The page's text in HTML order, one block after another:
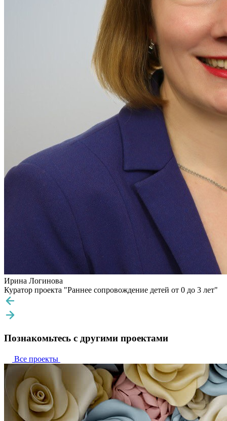
Ирина Логинова
Куратор проекта "Раннее сопровождение детей от 0 до 3 лет"
Познакомьтесь с другими проектами
Все проекты